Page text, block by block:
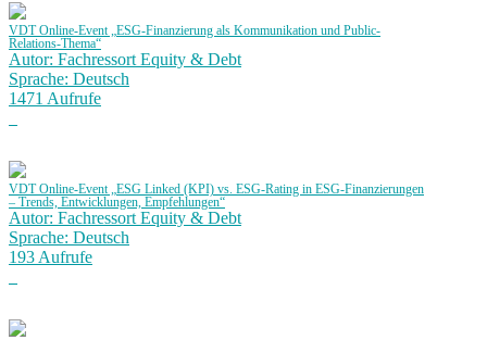
VDT Online-Event „ESG-Finanzierung als Kommunikation und Public-
Relations-Thema“
Autor: Fachressort Equity & Debt
Sprache: Deutsch
1471 Aufrufe
VDT Online-Event „ESG Linked (KPI) vs. ESG-Rating in ESG-Finanzierungen
– Trends, Entwicklungen, Empfehlungen“
Autor: Fachressort Equity & Debt
Sprache: Deutsch
193 Aufrufe